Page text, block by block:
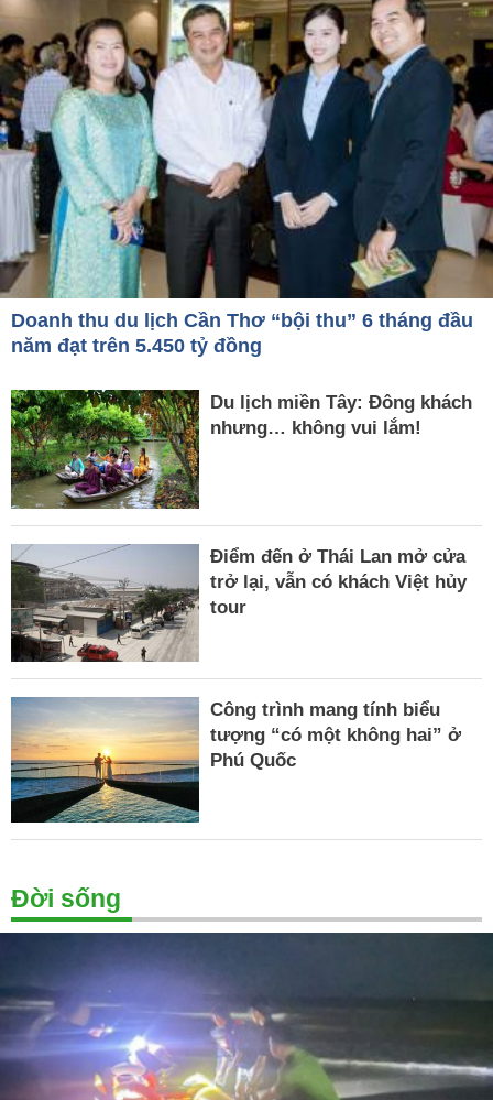
Doanh thu du lịch Cần Thơ “bội thu” 6 tháng đầu
năm đạt trên 5.450 tỷ đồng
Du lịch miền Tây: Đông khách
nhưng… không vui lắm!
Điểm đến ở Thái Lan mở cửa
trở lại, vẫn có khách Việt hủy
tour
Công trình mang tính biểu
tượng “có một không hai” ở
Phú Quốc
Đời sống